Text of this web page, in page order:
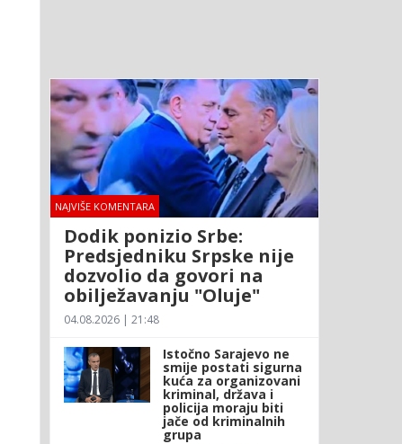
NAJVIŠE KOMENTARA
Dodik ponizio Srbe:
Predsjedniku Srpske nije
dozvolio da govori na
obilježavanju "Oluje"
04.08.2026 | 21:48
Istočno Sarajevo ne
smije postati sigurna
kuća za organizovani
kriminal, država i
policija moraju biti
jače od kriminalnih
grupa